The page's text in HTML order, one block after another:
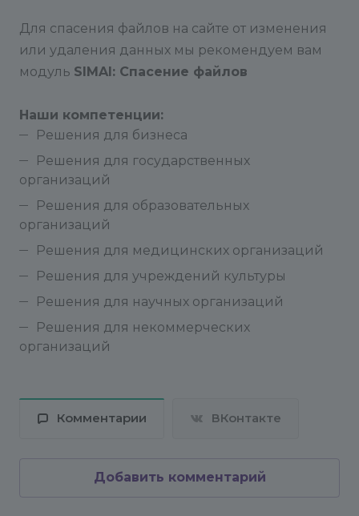
Поля каталога, цены, складской учет,
элементов в текущей версии не бекапируются.
Поэтому для инфоблоков, использующих их,
Стоит помнить, что при увеличении числа
сохраняемых состояний модуля его таблицы
будут пропорционально разрастаться. Поэтому
ТЕХНИЧЕСКАЯ ПОДДЕРЖКА
Для спасения файлов на сайте от изменения
или удаления данных мы рекомендуем вам
модуль SIMAI: Спасение файлов
Наши компетенции:
Решения для бизнеса
Решения для государственных
организаций
Решения для образовательных
организаций
Решения для медицинских организаций
Решения для учреждений культуры
Решения для научных организаций
Решения для некоммерческих
организаций
Комментарии ВКонтакте
Добавить комментарий